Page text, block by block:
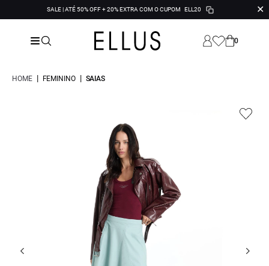
SALE | ATÉ 50% OFF + 20% EXTRA COM O CUPOM ELL20 ✕
0
HOME | FEMININO | SAIAS